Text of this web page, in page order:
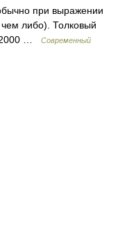
при выражении
чем либо). Толковый
2000 …
Современный